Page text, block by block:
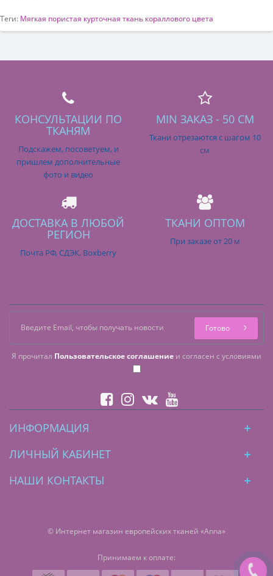
Теги: Мягкая пористая курточная ткань кораллового цвета
КОНСУЛЬТАЦИИ ПО
ТКАНЯМ
Подскажем, посоветуем, и
пришлем дополнительные
фото и видео
MIN ЗАКАЗ - 50 СМ
Ткани отрезаются с шагом 10
см
ДОСТАВКА В ЛЮБОЙ
РЕГИОН
Почта РФ, СДЭК, Boxberry
ТКАНИ ОПТОМ
При заказе от 20 м
Я прочитал Пользовательское соглашение и согласен с условиями
Готово
ИНФОРМАЦИЯ
ЛИЧНЫЙ КАБИНЕТ
НАШИ КОНТАКТЫ
© Интернет магазин европейских тканей «Anna»
Принимаем к оплате: